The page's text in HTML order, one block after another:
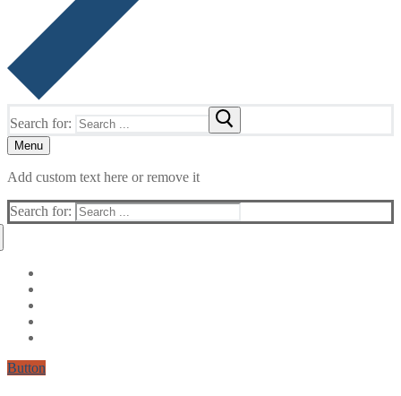
Search for:
Menu
Add custom text here or remove it
Search for:
Button